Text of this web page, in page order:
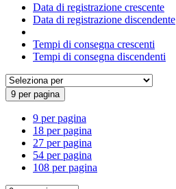
Data di registrazione crescente
Data di registrazione discendente
Tempi di consegna crescenti
Tempi di consegna discendenti
9 per pagina
9 per pagina
18 per pagina
27 per pagina
54 per pagina
108 per pagina